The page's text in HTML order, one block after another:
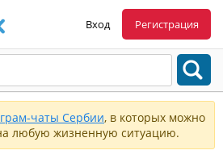
Вход Регистрация
чаты Сербии, в которых можно
любую жизненную ситуацию.